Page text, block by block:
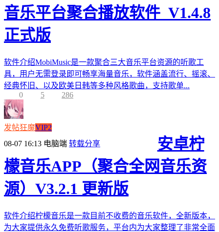
音乐平台聚合播放软件_V1.4.8
正式版
软件介绍MobiMusic是一款聚合三大音乐平台资源的听歌工
具，用户无需登录即可畅享海量音乐，软件涵盖流行、摇滚、
经典怀旧、以及欧美日韩等多种风格歌曲，支持歌单...
0
5 286
发帖狂魔VIP2
08-07 16:13 电脑端 转载分享
安卓柠
檬音乐APP（聚合全网音乐资
源）V3.2.1 更新版
软件介绍柠檬音乐是一款目前不收费的音乐软件，全新版本，
为大家提供永久免费听歌服务，平台内为大家整理了非常全面